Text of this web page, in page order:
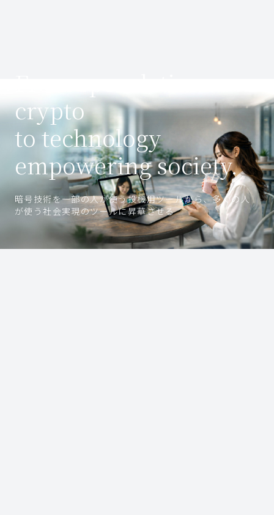
crypto
to technology
empowering society.
暗号技術を一部の人が使う投機用ツールから、多くの人
が使う社会実現のツールに昇華させる